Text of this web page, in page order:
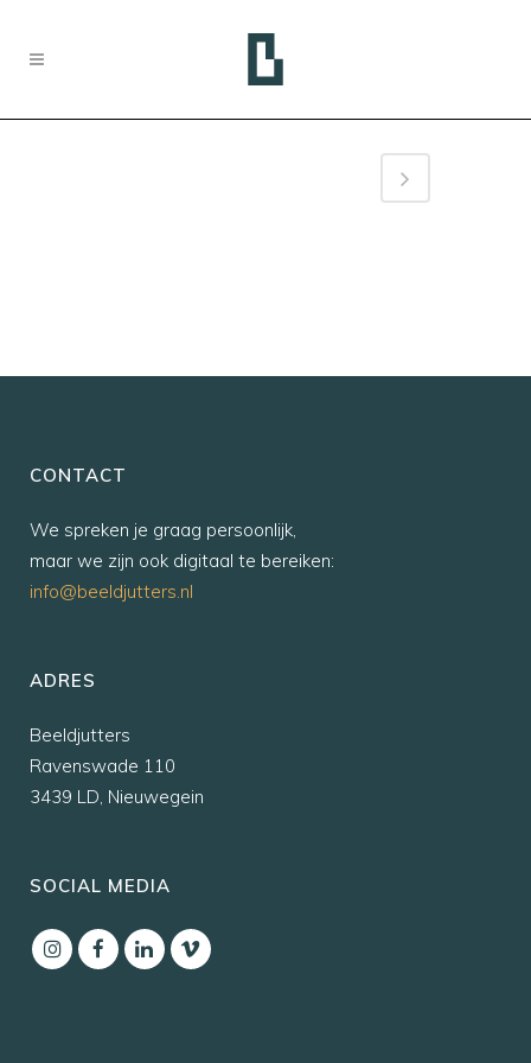
CONTACT
We spreken je graag persoonlijk,
maar we zijn ook digitaal te bereiken:
info@beeldjutters.nl
ADRES
Beeldjutters
Ravenswade 110
3439 LD, Nieuwegein
SOCIAL MEDIA